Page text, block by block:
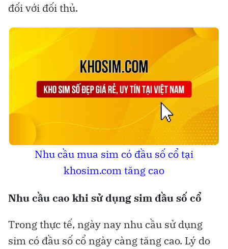
đối với đối thủ.
Nhu cầu mua sim có đầu số cổ tại
khosim.com tăng cao
Nhu cầu cao khi sử dụng sim đầu số cổ
Trong thực tế, ngày nay nhu cầu sử dụng
sim có đầu số cổ ngày càng tăng cao. Lý do